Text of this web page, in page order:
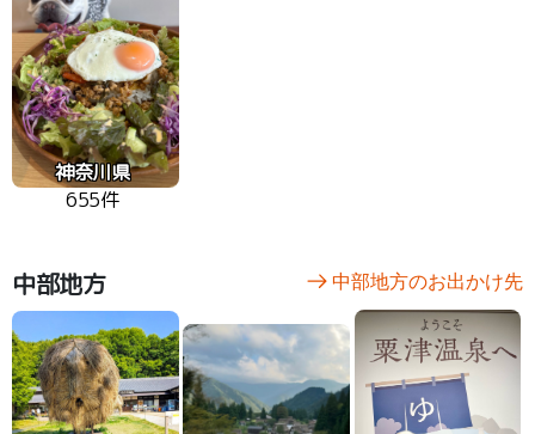
神奈川県
655件
中部地方 中部地方のお出かけ先